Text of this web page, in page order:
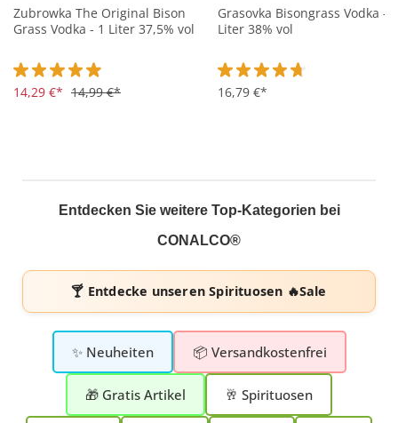
Zubrowka The Original Bison
Grass Vodka - 1 Liter 37,5% vol
Durchschnittliche Bewertung von 4.9 von 5 Sternen
14,29 €* 14,99 €*
Grasovka Bisongrass Vodka - 1
Liter 38% vol
Durchschnittliche
16,79 €*
Entdecken Sie weitere Top-Kategorien bei
CONALCO®
🍸 Entdecke unserenSpirituosen 🔥Sale
✨ Neuheiten 📦 Versandkostenfrei
🎁 Gratis Artikel 🥂 Spirituosen